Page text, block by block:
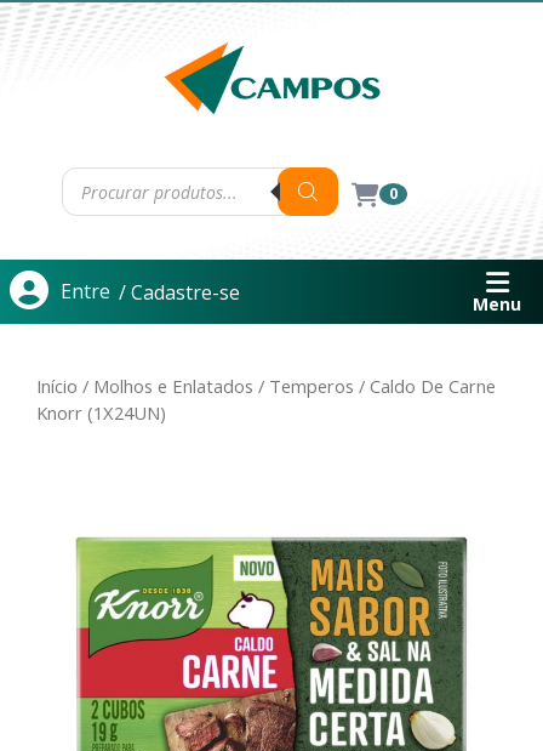
0
Entre / Cadastre-se Menu
Início / Molhos e Enlatados / Temperos / Caldo De Carne
Knorr (1X24UN)